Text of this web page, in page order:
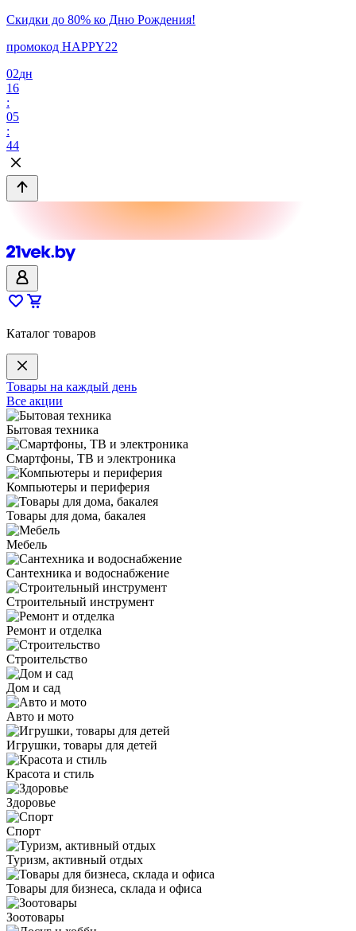
Скидки до 80% ко Дню Рождения!
промокод HAPPY22
02дн
16
:
05
:
44
Каталог товаров
Товары на каждый день
Все акции
Бытовая техника
Смартфоны, ТВ и электроника
Компьютеры и периферия
Товары для дома, бакалея
Мебель
Сантехника и водоснабжение
Строительный инструмент
Ремонт и отделка
Строительство
Дом и сад
Авто и мото
Игрушки, товары для детей
Красота и стиль
Здоровье
Спорт
Туризм, активный отдых
Товары для бизнеса, склада и офиса
Зоотовары